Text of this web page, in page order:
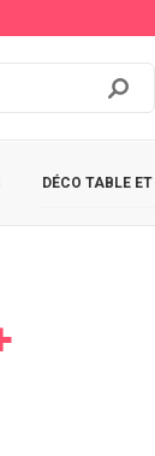
DÉCO TABLE